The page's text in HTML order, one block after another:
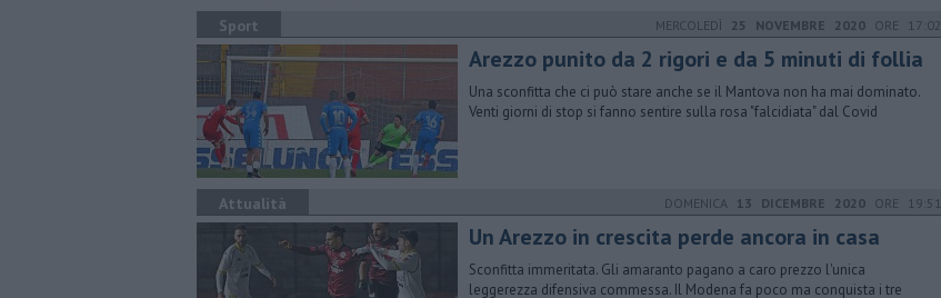
Sport MERCOLEDÌ 25 NOVEMBRE 2020 ORE 17:02
Arezzo punito da 2 rigori e da 5 minuti di follia
Una sconfitta che ci può stare anche se il Mantova non ha mai dominato.
Venti giorni di stop si fanno sentire sulla rosa "falcidiata" dal Covid
Attualità DOMENICA 13 DICEMBRE 2020 ORE 19:51
Un Arezzo in crescita perde ancora in casa
Sconfitta immeritata. Gli amaranto pagano a caro prezzo l'unica
leggerezza difensiva commessa. Il Modena fa poco ma conquista i tre